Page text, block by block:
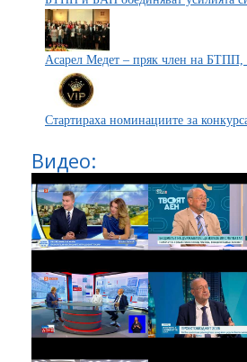
Асарел Медет – пряк член на БТПП,
Стартираха номинациите за
Видео: